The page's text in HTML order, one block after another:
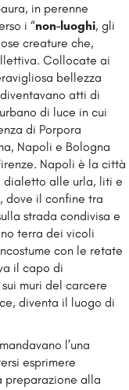
in perenne
i “non-luoghi, gli
creature che,
Collocate ai
bellezza
atti di
di luce in cui
di Porpora
Napoli e Bologna
Napoli è la città
dialetto alle urla, liti e
dove il confine tra
strada condivisa e
terra dei vicoli
con le retate
il capo di
muri del carcere
diventa il luogo di
l’una
esprimere
preparazione alla